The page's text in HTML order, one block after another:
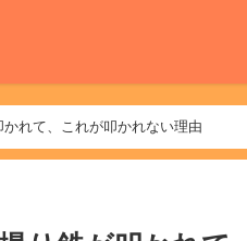
れて、これが叩かれない理由